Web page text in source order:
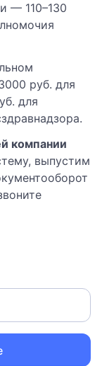
— 110–130
руб. для
для
компании
выпустим